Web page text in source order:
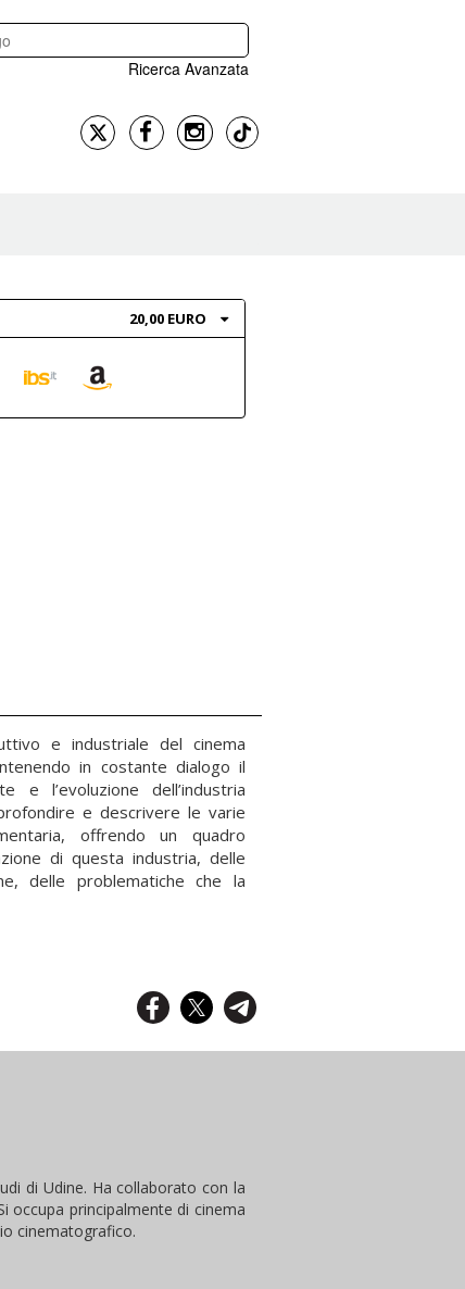
Ricerca Avanzata
20,00 EURO
e industriale del cinema
in costante dialogo il
e l’evoluzione dell’industria
e descrivere le varie
offrendo un quadro
di questa industria, delle
delle problematiche che la
di Udine. Ha collaborato con la
occupa principalmente di cinema
cinematografico.